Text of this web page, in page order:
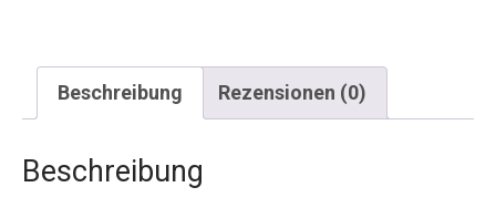
Beschreibung Rezensionen (0)
Beschreibung